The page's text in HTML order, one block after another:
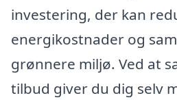
investering, der kan
energikostnader og
grønnere miljø. Ved at
tilbud giver du dig selv